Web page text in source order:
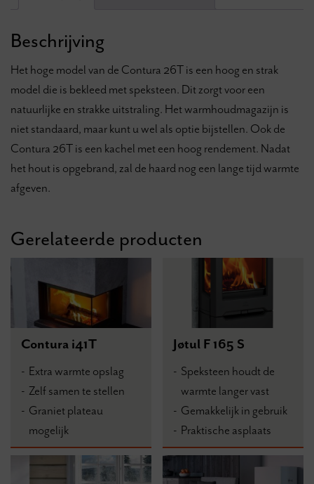
Beschrijving
Het hoge model van de Contura 26T is een hoog en strak
model die is bekleed met speksteen. Dit zorgt voor een
natuurlijke en strakke uitstraling. Het warmhoudmagazijn is
niet standaard, maar kunt u wel als optie bijstellen. Ook de
Contura 26T is een kachel met een hoog rendement. Nadat
het hout is opgebrand, zal de haard nog een lange tijd warmte
afgeven.
Gerelateerde producten
Contura i41T
Extra warmte opslag
Zelf samen te stellen
Graniet plateau
mogelijk
Jøtul F 165 S
Speksteen houdt de
warmte langer vast
Gemakkelijk in gebruik
Praktische asplaats